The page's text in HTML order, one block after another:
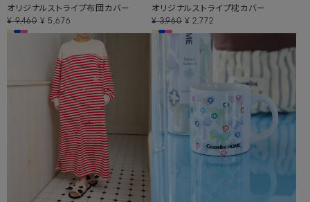
オリジナルストライプ布団カバー
¥ 9,460 ¥ 5,676
オリジナルストライプ枕カバー
¥ 3,960 ¥ 2,772